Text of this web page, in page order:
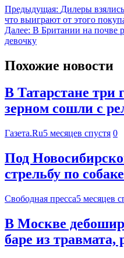
Предыдущая: Дилеры
что выиграют от этого
Далее: В Британии на почве
девочку
Похожие новости
В Татарстане три
зерном сошли с
Газета.Ru5 месяцев спустя 0
Под
стрельбу по
Свободная пресса5 месяцев
В Москве
баре из травмата,